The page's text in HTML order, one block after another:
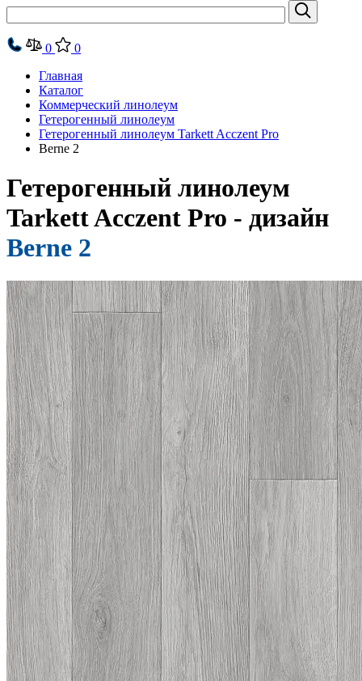
0
0
Главная
Каталог
Коммерческий линолеум
Гетерогенный линолеум
Гетерогенный линолеум Tarkett Acczent Pro
Berne 2
Гетерогенный линолеум
Tarkett Acczent Pro - дизайн
Berne 2